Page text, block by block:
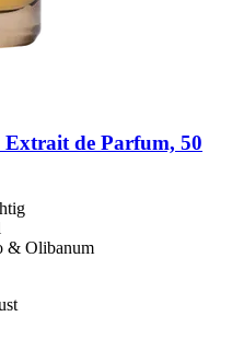
Extrait de Parfum, 50
& Olibanum